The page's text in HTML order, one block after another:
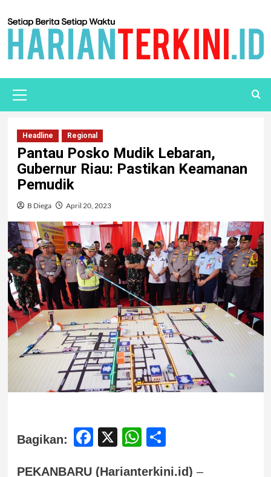
Headline Regional
Pantau Posko Mudik Lebaran,
Gubernur Riau: Pastikan Keamanan
Pemudik
B Diega April 20, 2023
Bagikan: Facebook
X WhatsApp
PEKANBARU (Harianterkini.id) –